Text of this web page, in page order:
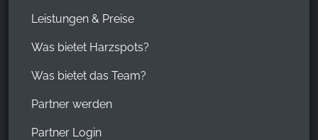
Leistungen & Preise
Was bietet Harzspots?
Was bietet das Team?
Partner werden
Partner Login